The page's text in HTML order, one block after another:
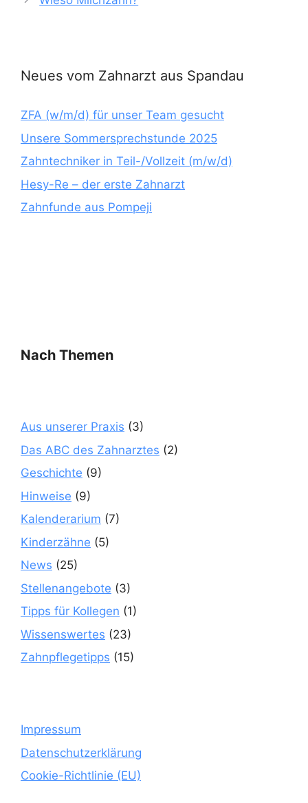
Neues vom Zahnarzt aus Spandau
ZFA (w/m/d) für unser Team gesucht
Unsere Sommersprechstunde 2025
Zahntechniker in Teil-/Vollzeit (m/w/d)
Hesy-Re – der erste Zahnarzt
Zahnfunde aus Pompeji
Nach Themen
Aus unserer Praxis (3)
Das ABC des Zahnarztes (2)
Geschichte (9)
Hinweise (9)
Kalenderarium (7)
Kinderzähne (5)
News (25)
Stellenangebote (3)
Tipps für Kollegen (1)
Wissenswertes (23)
Zahnpflegetipps (15)
Impressum
Datenschutzerklärung
Cookie-Richtlinie (EU)